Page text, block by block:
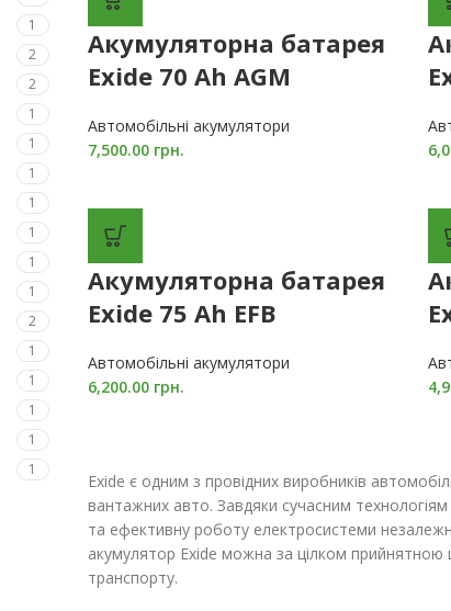
1
2
2
1
1
1
1
1
1
1
2
1
1
1
1
1
Акумуляторна батарея
Exide 70 Ah AGM
Автомобільні акумулятори
7,500.00 грн.
Акумуляторна батарея
Exide 75 Ah EFB
Автомобільні акумулятори
6,200.00 грн.
Exide є одним з провідних виробників
вантажних авто. Завдяки сучасним технологіям
та ефективну роботу електросистеми
акумулятор Exide можна за цілком прийнятною
транспорту.